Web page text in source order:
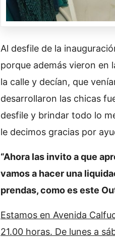
Al desfile de la
porque además vieron en
la calle y decían, que
desarrollaron las chicas
desfile y brindar todo lo
le decimos gracias por
“Ahora las invito a que
vamos a hacer una
prendas, como es este
Estamos en Avenida
21.00 horas. De lunes a